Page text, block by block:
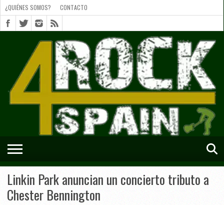
SOMOS?
CONTACTO
SHORTS
¿QUIÉNES SOMOS? CONTACTO
Linkin Park anuncian un concierto tributo a
Chester Bennington